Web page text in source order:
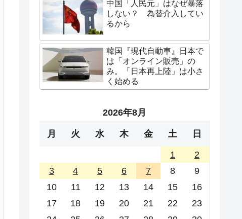
中国「人民元」はなぜ暴落
しない？ 為替介入してい
るから
韓国『現代自動車』日本で
は「オンライン販売」の
み。「日本再上陸」は小さ
く始める
2026年8月
月 火 水 木 金 土 日
1
2
3
4 5 6 7 8
9
10
11 12 13 14 15
16
17
18 19 20 21 22
23